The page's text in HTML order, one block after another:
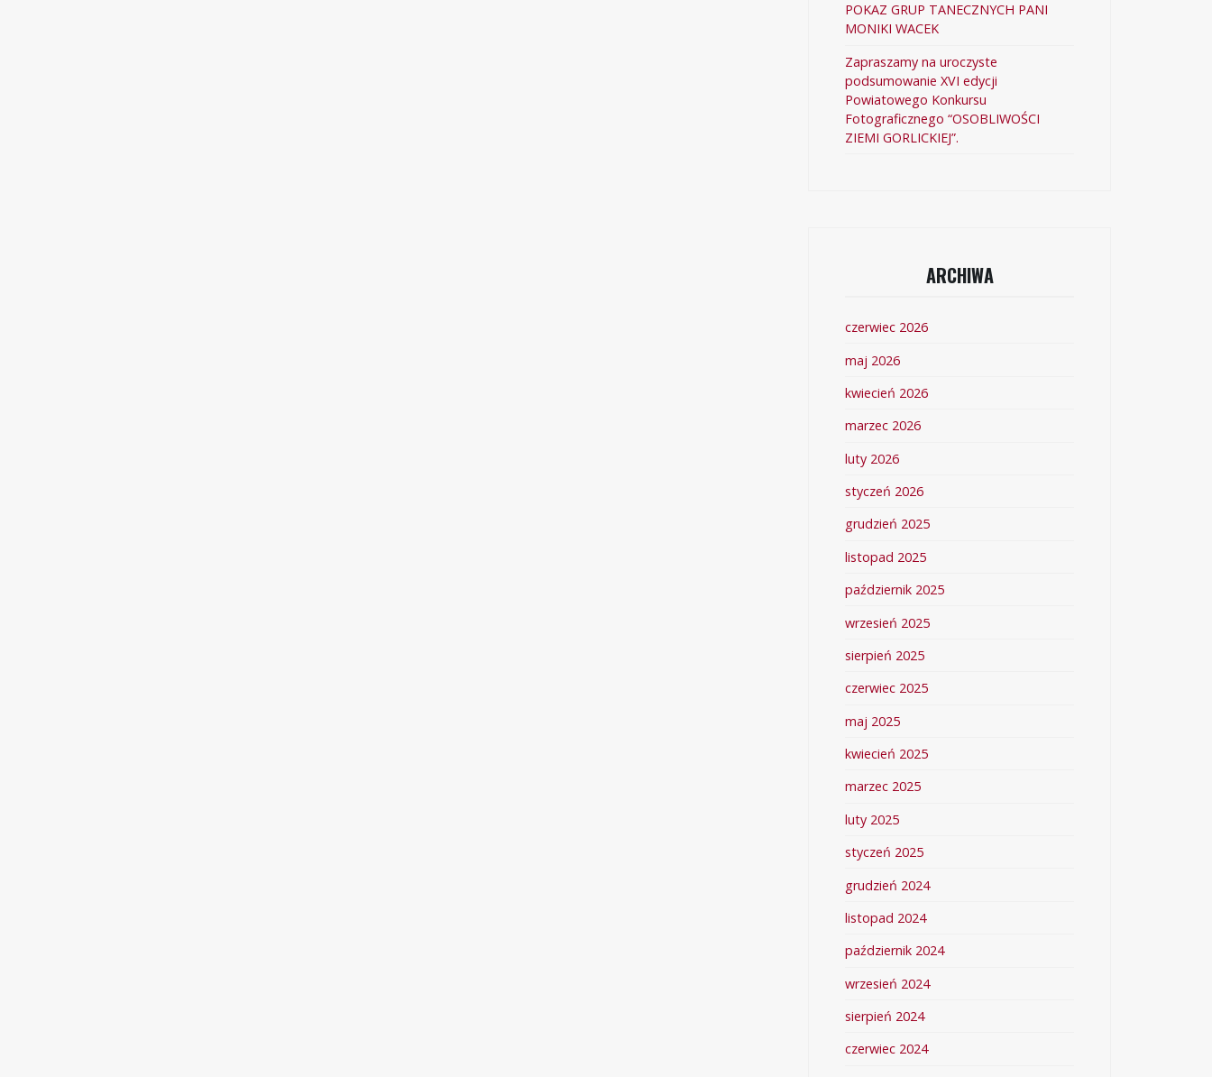
POKAZ GRUP TANECZNYCH PANI
MONIKI WACEK
Zapraszamy na uroczyste
podsumowanie XVI edycji
Powiatowego Konkursu
Fotograficznego “OSOBLIWOŚCI
ZIEMI GORLICKIEJ”.
ARCHIWA
czerwiec 2026
maj 2026
kwiecień 2026
marzec 2026
luty 2026
styczeń 2026
grudzień 2025
listopad 2025
październik 2025
wrzesień 2025
sierpień 2025
czerwiec 2025
maj 2025
kwiecień 2025
marzec 2025
luty 2025
styczeń 2025
grudzień 2024
listopad 2024
październik 2024
wrzesień 2024
sierpień 2024
czerwiec 2024